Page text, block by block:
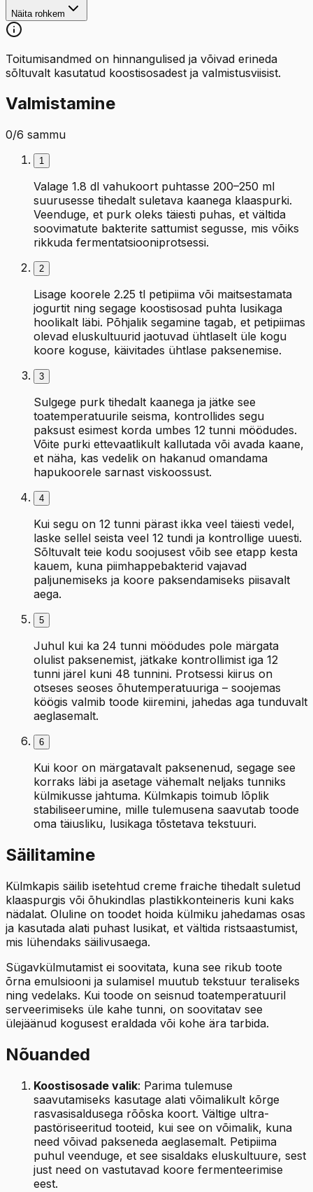
Näita rohkem
Toitumisandmed on hinnangulised ja võivad erineda
sõltuvalt kasutatud koostisosadest ja valmistusviisist.
Valmistamine
0/6 sammu
1
Valage 1.8 dl vahukoort puhtasse 200–250 ml
suurusesse tihedalt suletava kaanega klaaspurki.
Veenduge, et purk oleks täiesti puhas, et vältida
soovimatute bakterite sattumist segusse, mis võiks
rikkuda fermentatsiooniprotsessi.
2
Lisage koorele 2.25 tl petipiima või maitsestamata
jogurtit ning segage koostisosad puhta lusikaga
hoolikalt läbi. Põhjalik segamine tagab, et petipiimas
olevad eluskultuurid jaotuvad ühtlaselt üle kogu
koore koguse, käivitades ühtlase paksenemise.
3
Sulgege purk tihedalt kaanega ja jätke see
toatemperatuurile seisma, kontrollides segu
paksust esimest korda umbes 12 tunni möödudes.
Võite purki ettevaatlikult kallutada või avada kaane,
et näha, kas vedelik on hakanud omandama
hapukoorele sarnast viskoossust.
4
Kui segu on 12 tunni pärast ikka veel täiesti vedel,
laske sellel seista veel 12 tundi ja kontrollige uuesti.
Sõltuvalt teie kodu soojusest võib see etapp kesta
kauem, kuna piimhappebakterid vajavad
paljunemiseks ja koore paksendamiseks piisavalt
aega.
5
Juhul kui ka 24 tunni möödudes pole märgata
olulist paksenemist, jätkake kontrollimist iga 12
tunni järel kuni 48 tunnini. Protsessi kiirus on
otseses seoses õhutemperatuuriga – soojemas
köögis valmib toode kiiremini, jahedas aga tunduvalt
aeglasemalt.
6
Kui koor on märgatavalt paksenenud, segage see
korraks läbi ja asetage vähemalt neljaks tunniks
külmikusse jahtuma. Külmkapis toimub lõplik
stabiliseerumine, mille tulemusena saavutab toode
oma täiusliku, lusikaga tõstetava tekstuuri.
Säilitamine
Külmkapis säilib isetehtud creme fraiche tihedalt suletud
klaaspurgis või õhukindlas plastikkonteineris kuni kaks
nädalat. Oluline on toodet hoida külmiku jahedamas osas
ja kasutada alati puhast lusikat, et vältida ristsaastumist,
mis lühendaks säilivusaega.
Sügavkülmutamist ei soovitata, kuna see rikub toote
õrna emulsiooni ja sulamisel muutub tekstuur teraliseks
ning vedelaks. Kui toode on seisnud toatemperatuuril
serveerimiseks üle kahe tunni, on soovitatav see
ülejäänud kogusest eraldada või kohe ära tarbida.
Nõuanded
Koostisosade valik: Parima tulemuse
saavutamiseks kasutage alati võimalikult kõrge
rasvasisaldusega rõõska koort. Vältige ultra-
pastöriseeritud tooteid, kui see on võimalik, kuna
need võivad pakseneda aeglasemalt. Petipiima
puhul veenduge, et see sisaldaks eluskultuure, sest
just need on vastutavad koore fermenteerimise
eest.